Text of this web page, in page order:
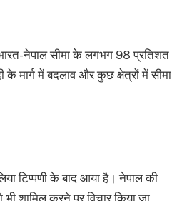
नेपाल सीमा के लगभग 98 प्रतिशत
मार्ग में बदलाव और कुछ क्षेत्रों में सीमा
टिप्पणी के बाद आया है। नेपाल की